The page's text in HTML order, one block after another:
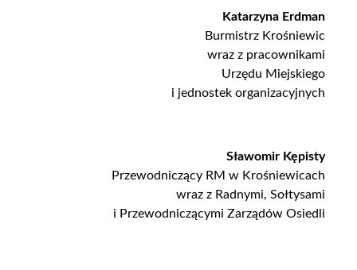
Katarzyna Erdman
Burmistrz Krośniewic
wraz z pracownikami
Urzędu Miejskiego
i jednostek organizacyjnych
Sławomir Kępisty
Przewodniczący RM w Krośniewicach
wraz z Radnymi, Sołtysami
i Przewodniczącymi Zarządów Osiedli